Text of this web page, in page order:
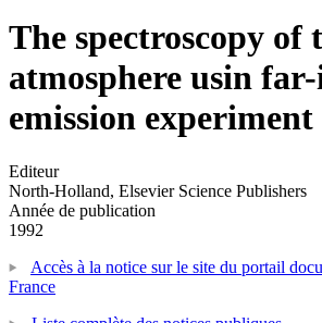
The spectroscopy of
atmosphere usin
emission
Editeur
North-Holland, Elsevier Science Publishers
Année de publication
1992
Accès à la notice sur le site du portail
France